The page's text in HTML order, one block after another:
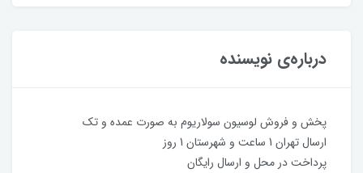
درباره‌ی نویسنده
پخش و فروش لوسیون سولاریوم به صورت عمده و تک
ارسال تهران 1 ساعت و شهرستان 1 روز
پرداخت در محل و ارسال رایگان